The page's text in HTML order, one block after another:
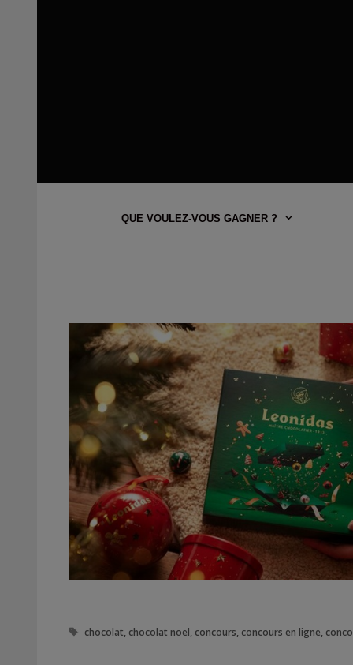
QUE VOULEZ-VOUS GAGNER ?
Étiquettes
chocolat chocolat noel concours concours en ligne